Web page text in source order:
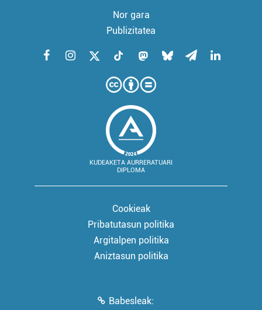
Nor gara
Publizitatea
KUDEAKETA AURRERATUARI
DIPLOMA
Cookieak
Pribatutasun politika
Argitalpen politika
Aniztasun politika
Babesleak: